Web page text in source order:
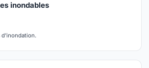
inondables
d'inondation.